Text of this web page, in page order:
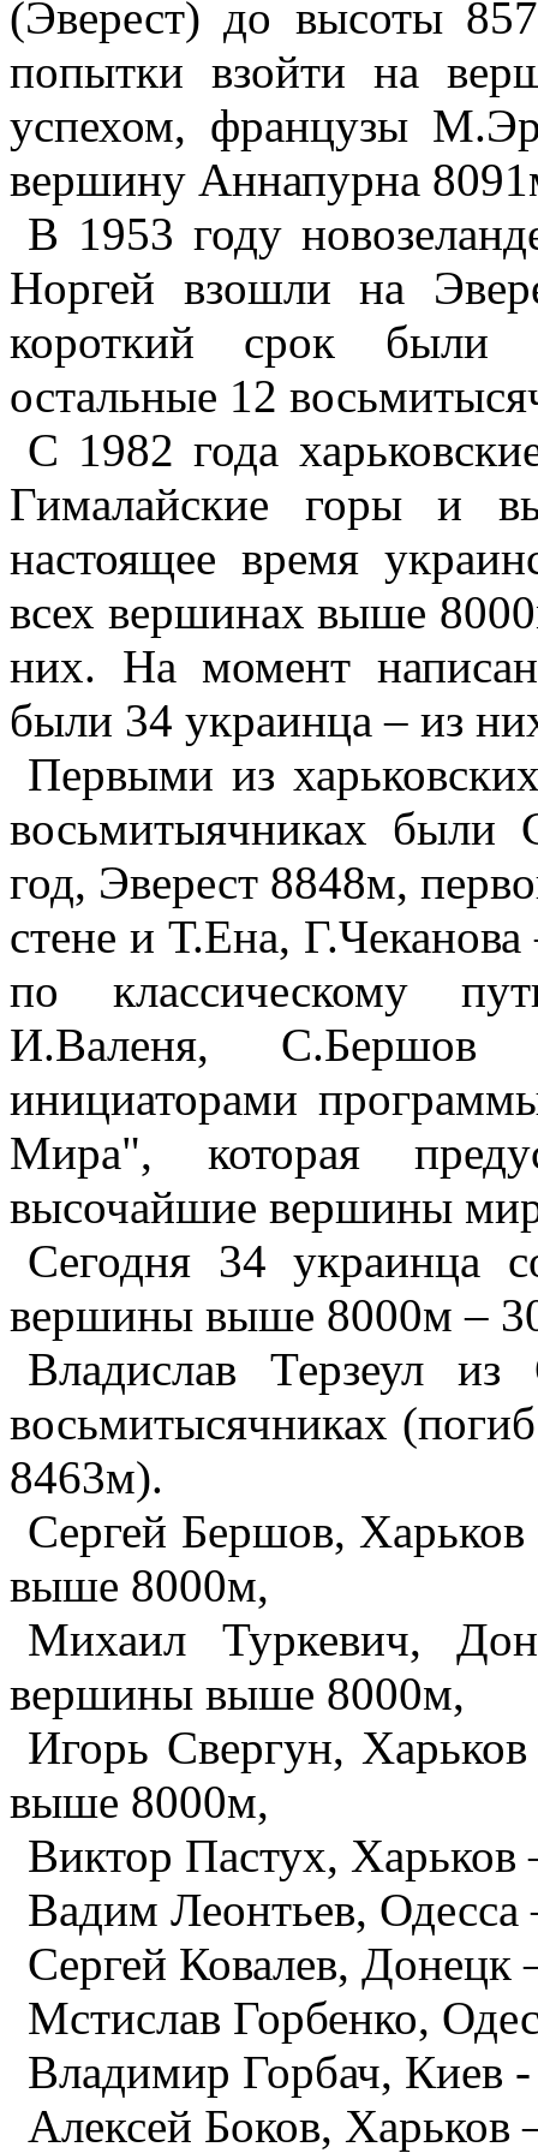
(Эверест) до высоты
попытки взойти на
успехом, французы
вершину Аннапурна
В 1953 году
Норгей взошли на
короткий срок были
остальные 12
С 1982 года
Гималайские горы и
настоящее время
всех вершинах выше
них. На момент
были 34 украинца – из
Первыми из
восьмитыячниках
год, Эверест 8848м,
стене и Т.Ена,
по классическому
И.Валеня,
инициаторами
Мира", которая
высочайшие вершины
Сегодня 34 украинца
вершины выше 8000м –
Владислав Терзеул
восьмитысячниках
8463м).
Сергей Бершов,
выше 8000м,
Михаил Туркевич,
вершины выше 8000м,
Игорь Свергун,
выше 8000м,
Виктор Пастух,
Вадим Леонтьев, Одесса
Сергей Ковалев, Донецк
Мстислав Горбенко,
Владимир Горбач, Киев
Алексей Боков, Харьков